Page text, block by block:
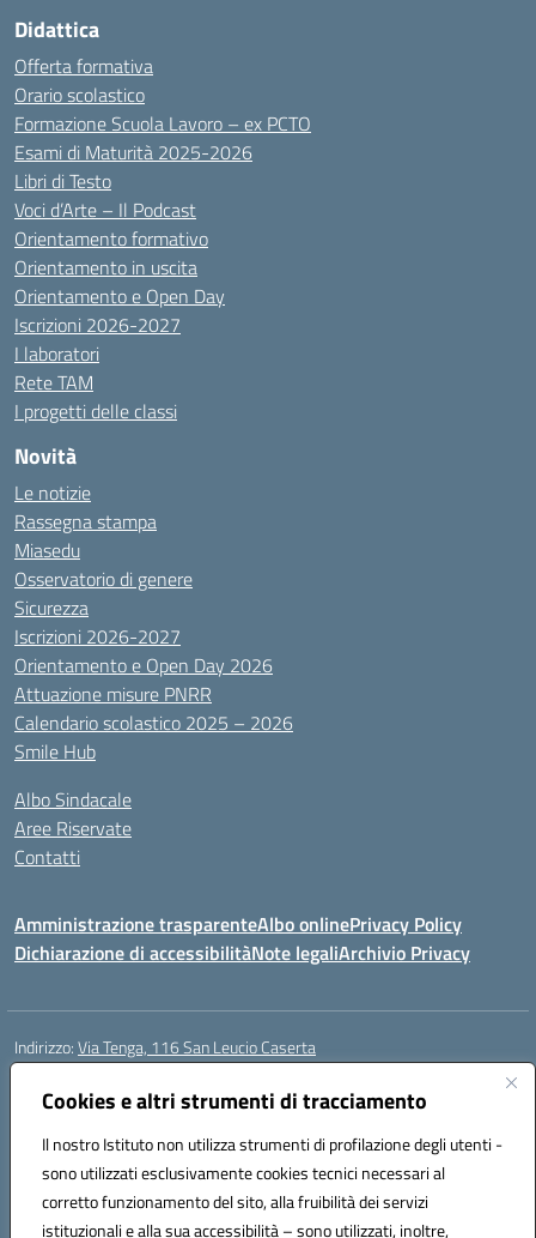
Cookies e altri strumenti di tracciamento
Il nostro Istituto non utilizza strumenti di profilazione degli utenti -
sono utilizzati esclusivamente cookies tecnici necessari al
corretto funzionamento del sito, alla fruibilità dei servizi
istituzionali e alla sua accessibilità – sono utilizzati, inoltre,
Didattica
Offerta formativa
Orario scolastico
Formazione Scuola Lavoro – ex PCTO
Esami di Maturità 2025-2026
Libri di Testo
Voci d’Arte – Il Podcast
Orientamento formativo
Orientamento in uscita
Orientamento e Open Day
Iscrizioni 2026-2027
I laboratori
Rete TAM
I progetti delle classi
Novità
Le notizie
Rassegna stampa
Miasedu
Osservatorio di genere
Sicurezza
Iscrizioni 2026-2027
Orientamento e Open Day 2026
Attuazione misure PNRR
Calendario scolastico 2025 – 2026
Smile Hub
Albo Sindacale
Aree Riservate
Contatti
Amministrazione trasparenteAlbo onlinePrivacy Policy
Dichiarazione di accessibilitàNote legaliArchivio Privacy
Indirizzo:Via Tenga, 116 San Leucio Caserta
Centralino:
Posta elettronica certificata (PEC):ceis042009@pec.istruzione.it
Codice fiscale: 93098380616
Codice meccanografico:CEIS042009
Codice Indice delle Pubbliche Amministrazioni (IPA): islasleu
Codice unico di fatturazione (CUF): UFLTNX